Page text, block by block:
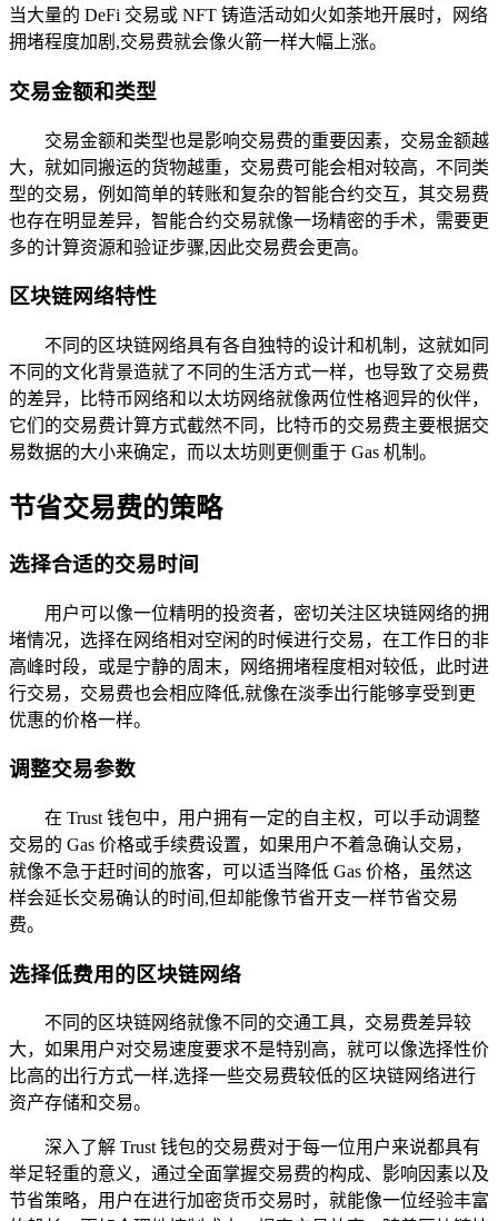
当大量的 DeFi 交易或 NFT 铸造活动如火如荼地开展时，网络
拥堵程度加剧,交易费就会像火箭一样大幅上涨。
交易金额和类型
交易金额和类型也是影响交易费的重要因素，交易金额越
大，就如同搬运的货物越重，交易费可能会相对较高，不同类
型的交易，例如简单的转账和复杂的智能合约交互，其交易费
也存在明显差异，智能合约交易就像一场精密的手术，需要更
多的计算资源和验证步骤,因此交易费会更高。
区块链网络特性
不同的区块链网络具有各自独特的设计和机制，这就如同
不同的文化背景造就了不同的生活方式一样，也导致了交易费
的差异，比特币网络和以太坊网络就像两位性格迥异的伙伴，
它们的交易费计算方式截然不同，比特币的交易费主要根据交
易数据的大小来确定，而以太坊则更侧重于 Gas 机制。
节省交易费的策略
选择合适的交易时间
用户可以像一位精明的投资者，密切关注区块链网络的拥
堵情况，选择在网络相对空闲的时候进行交易，在工作日的非
高峰时段，或是宁静的周末，网络拥堵程度相对较低，此时进
行交易，交易费也会相应降低,就像在淡季出行能够享受到更
优惠的价格一样。
调整交易参数
在 Trust 钱包中，用户拥有一定的自主权，可以手动调整
交易的 Gas 价格或手续费设置，如果用户不着急确认交易，
就像不急于赶时间的旅客，可以适当降低 Gas 价格，虽然这
样会延长交易确认的时间,但却能像节省开支一样节省交易
费。
选择低费用的区块链网络
不同的区块链网络就像不同的交通工具，交易费差异较
大，如果用户对交易速度要求不是特别高，就可以像选择性价
比高的出行方式一样,选择一些交易费较低的区块链网络进行
资产存储和交易。
深入了解 Trust 钱包的交易费对于每一位用户来说都具有
举足轻重的意义，通过全面掌握交易费的构成、影响因素以及
节省策略，用户在进行加密货币交易时，就能像一位经验丰富